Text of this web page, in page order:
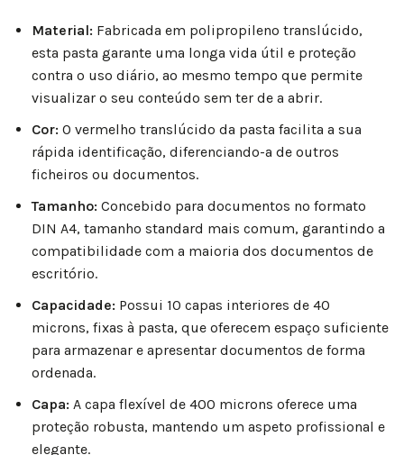
Material: Fabricada em polipropileno translúcido,
esta pasta garante uma longa vida útil e proteção
contra o uso diário, ao mesmo tempo que permite
visualizar o seu conteúdo sem ter de a abrir.
Cor: O vermelho translúcido da pasta facilita a sua
rápida identificação, diferenciando-a de outros
ficheiros ou documentos.
Tamanho: Concebido para documentos no formato
DIN A4, tamanho standard mais comum, garantindo a
compatibilidade com a maioria dos documentos de
escritório.
Capacidade: Possui 10 capas interiores de 40
microns, fixas à pasta, que oferecem espaço suficiente
para armazenar e apresentar documentos de forma
ordenada.
Capa: A capa flexível de 400 microns oferece uma
proteção robusta, mantendo um aspeto profissional e
elegante.